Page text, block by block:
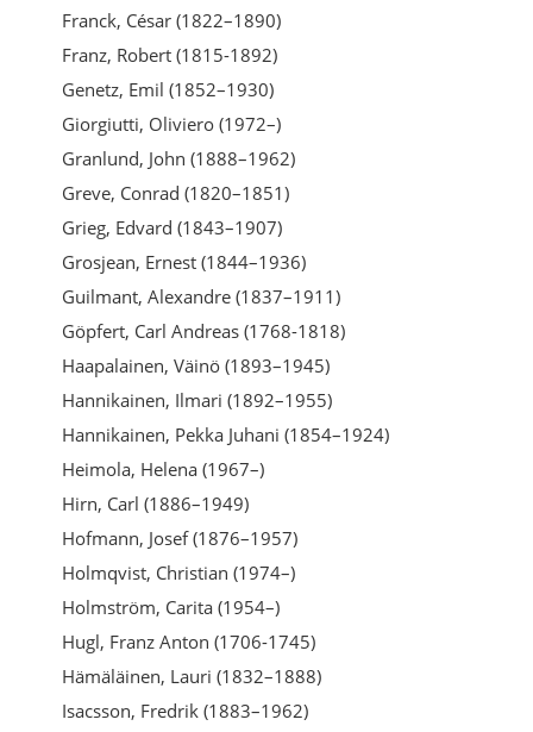
Franck, César (1822–1890)
Franz, Robert (1815-1892)
Genetz, Emil (1852–1930)
Giorgiutti, Oliviero (1972–)
Granlund, John (1888–1962)
Greve, Conrad (1820–1851)
Grieg, Edvard (1843–1907)
Grosjean, Ernest (1844–1936)
Guilmant, Alexandre (1837–1911)
Göpfert, Carl Andreas (1768-1818)
Haapalainen, Väinö (1893–1945)
Hannikainen, Ilmari (1892–1955)
Hannikainen, Pekka Juhani (1854–1924)
Heimola, Helena (1967–)
Hirn, Carl (1886–1949)
Hofmann, Josef (1876–1957)
Holmqvist, Christian (1974–)
Holmström, Carita (1954–)
Hugl, Franz Anton (1706-1745)
Hämäläinen, Lauri (1832–1888)
Isacsson, Fredrik (1883–1962)